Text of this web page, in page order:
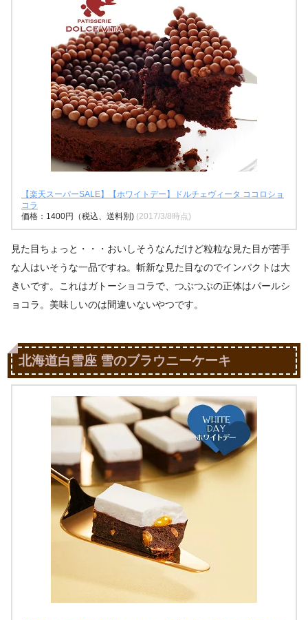
【楽天スーパーSALE】【ホワイトデー】ドルチェヴィータ ココロショ
コラ
価格：1400円（税込、送料別) (2017/3/8時点)
見た目ちょっと・・・おいしそうなんだけど粒粒な見た目が苦手
な人はいそうな一品ですね。斬新な見た目なのでインパクトは大
きいです。これはガトーショコラで、つぶつぶの正体はパールシ
ョコラ。美味しいのは間違いないやつです。
北海道白雪座 雪のブラウニーケーキ